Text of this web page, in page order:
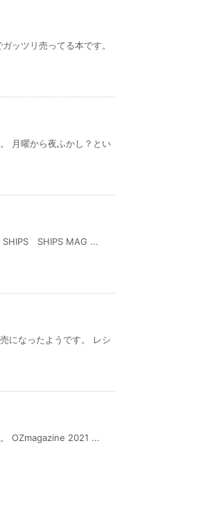
ッツリ売ってる本です。
月曜から夜ふかし？とい
SHIPS SHIPS MAG ...
になったようです。 レシ
OZmagazine 2021 ...